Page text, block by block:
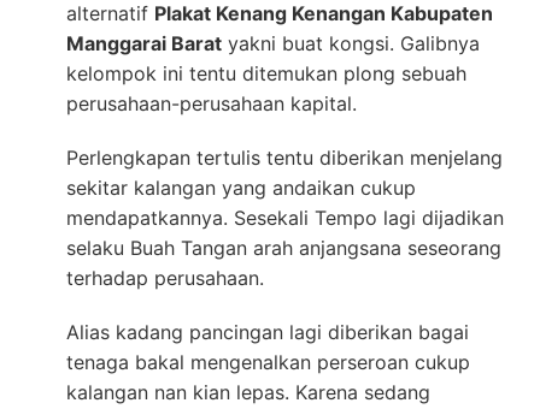
alternatif Plakat Kenang Kenangan Kabupaten
Manggarai Barat yakni buat kongsi. Galibnya
kelompok ini tentu ditemukan plong sebuah
perusahaan-perusahaan kapital.
Perlengkapan tertulis tentu diberikan menjelang
sekitar kalangan yang andaikan cukup
mendapatkannya. Sesekali Tempo lagi dijadikan
selaku Buah Tangan arah anjangsana seseorang
terhadap perusahaan.
Alias kadang pancingan lagi diberikan bagai
tenaga bakal mengenalkan perseroan cukup
kalangan nan kian lepas. Karena sedang